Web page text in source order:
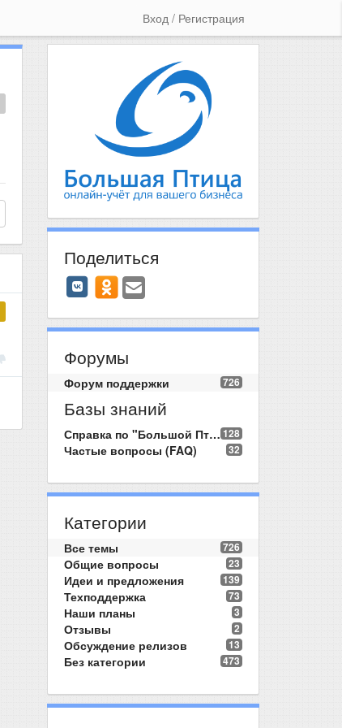
Вход / Регистрация
Поделиться
Форумы
726
Форум поддержки
Базы знаний
128
Справка по "Большой Птице"
32
Частые вопросы (FAQ)
Категории
726
Все темы
23
Общие вопросы
139
Идеи и предложения
73
Техподдержка
3
Наши планы
2
Отзывы
13
Обсуждение релизов
473
Без категории